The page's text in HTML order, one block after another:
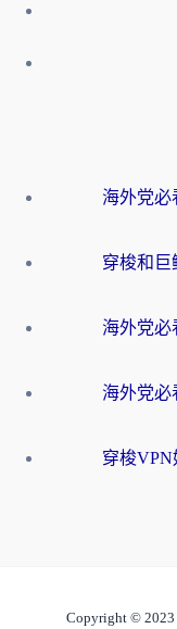
Copyright © 2023